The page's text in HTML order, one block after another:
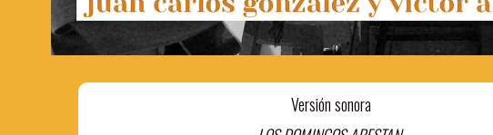
Versión sonora